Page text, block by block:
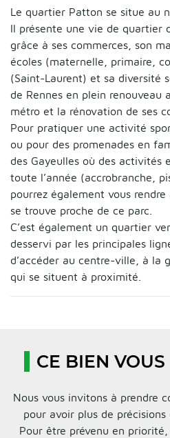
Le quartier Patton se situe au
Il présente une vie de quartier
grâce à ses commerces, son
écoles (maternelle, primaire,
(Saint-Laurent) et sa diversité
de Rennes en plein renouveau
métro et la rénovation de ses
Pour pratiquer une activité
ou pour des promenades en
des Gayeulles où des activités
toute l’année (accrobranche,
pourrez également vous
se trouve proche de ce parc.
C’est également un quartier
desservi par les principales
d’accéder au centre-ville, à la
qui se situent à proximité.
CE BIEN VOUS
Nous vous invitons à prendre
pour avoir plus de
Pour être prévenu en